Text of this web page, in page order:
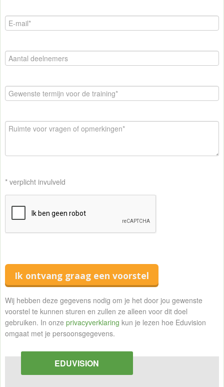
* verplicht invulveld
Ik ontvang graag een voorstel
Wij hebben deze gegevens nodig om je het door jou gewenste
voorstel te kunnen sturen en zullen ze alleen voor dit doel
gebruiken. In onze privacyverklaring kun je lezen hoe Eduvision
omgaat met je persoonsgegevens.
EDUVISION